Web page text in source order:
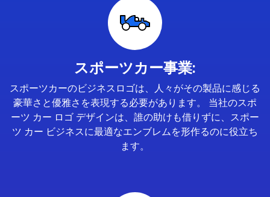
スポーツカー事業:
スポーツカーのビジネスロゴは、人々がその製品に感じる
豪華さと優雅さを表現する必要があります。 当社のスポ
ーツ カー ロゴ デザインは、誰の助けも借りずに、スポー
ツ カー ビジネスに最適なエンブレムを形作るのに役立ち
ます。